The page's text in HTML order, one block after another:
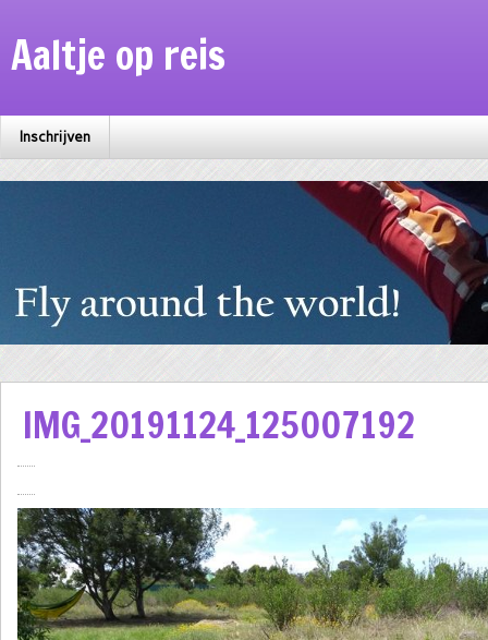
Aaltje op reis
Inschrijven
IMG_20191124_125007192